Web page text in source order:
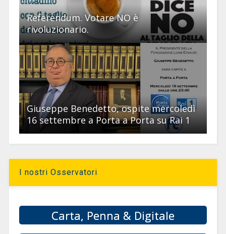
Referendum. Votare NO è
rivoluzionario.
Giuseppe Benedetto, ospite mercoledì
16 settembre a Porta a Porta su Rai 1
I nostri Osservatori
Carta, Penna & Digitale